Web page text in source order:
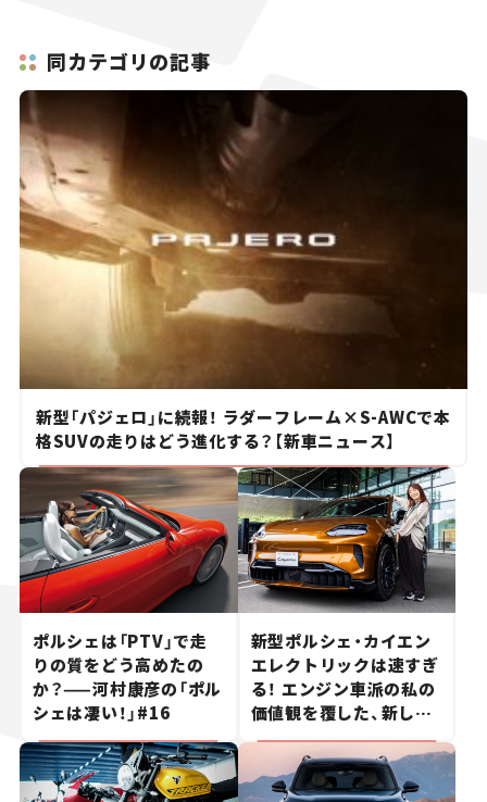
同カテゴリの記事
新型「パジェロ」に続報！ ラダーフレーム×S-AWCで本
格SUVの走りはどう進化する？【新車ニュース】
ポルシェは「PTV」で走
りの質をどう高めたの
か？——河村康彦の「ポル
シェは凄い！」#16
新型ポルシェ・カイエン
エレクトリックは速すぎ
る！ エンジン車派の私の
価値観を覆した、新しい
ポルシェの走り。